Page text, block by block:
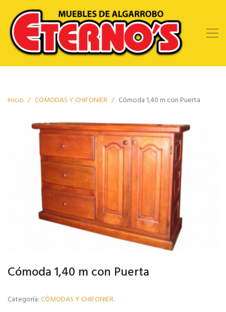
Inicio CÓMODAS Y CHIFONIER Cómoda 1,40 m con Puerta
Cómoda 1,40 m con Puerta
Categoría:CÓMODAS Y CHIFONIER.